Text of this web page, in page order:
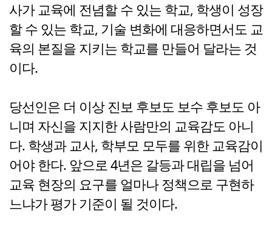
사가 교육에 전념할 수 있는 학교, 학생이 성장
할 수 있는 학교, 기술 변화에 대응하면서도 교
육의 본질을 지키는 학교를 만들어 달라는 것
이다.
당선인은 더 이상 진보 후보도 보수 후보도 아
니며 자신을 지지한 사람만의 교육감도 아니
다. 학생과 교사, 학부모 모두를 위한 교육감이
어야 한다. 앞으로 4년은 갈등과 대립을 넘어
교육 현장의 요구를 얼마나 정책으로 구현하
느냐가 평가 기준이 될 것이다.